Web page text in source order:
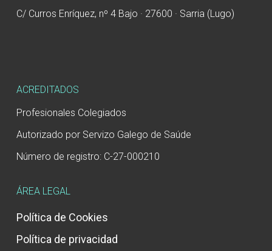
C/ Curros Enríquez, nº 4 Bajo · 27600 · Sarria (Lugo)
ACREDITADOS
Profesionales Colegiados
Autorizado por Servizo Galego de Saúde
Número de registro: C-27-000210
ÁREA LEGAL
Política de Cookies
Política de privacidad